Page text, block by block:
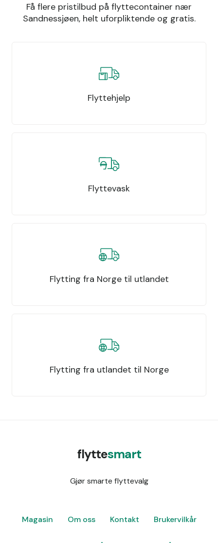
Få flere pristilbud på flyttecontainer nær
Sandnessjøen, helt uforpliktende og gratis.
Flyttehjelp
Flyttevask
Flytting fra Norge til utlandet
Flytting fra utlandet til Norge
flyttesmart
Gjør smarte flyttevalg
Magasin Om oss Kontakt Brukervilkår